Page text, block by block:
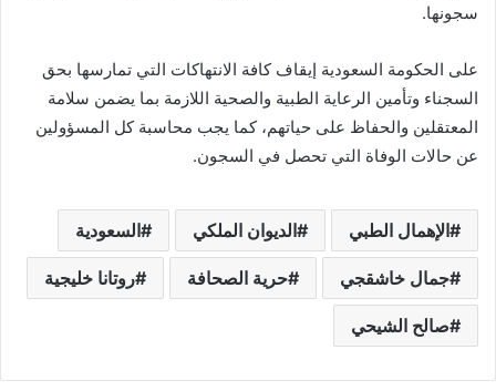
سجونها.
على الحكومة السعودية إيقاف كافة الانتهاكات التي تمارسها بحق
السجناء وتأمين الرعاية الطبية والصحية اللازمة بما يضمن سلامة
المعتقلين والحفاظ على حياتهم، كما يجب محاسبة كل المسؤولين
عن حالات الوفاة التي تحصل في السجون.
الإهمال الطبي الديوان الملكي السعودية
جمال خاشقجي حرية الصحافة روتانا خليجية
صالح الشيحي